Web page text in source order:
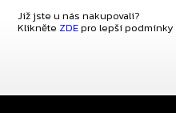
Již jste u nás nakupovali?
Klikněte ZDEpro lepší podmínky